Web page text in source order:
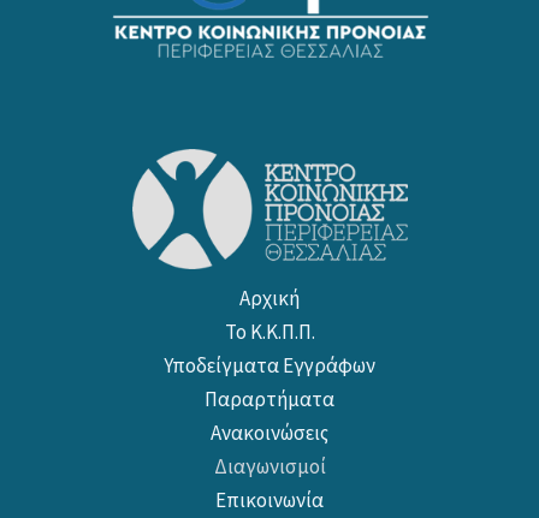
Αρχική
Το Κ.Κ.Π.Π.
Υποδείγματα Εγγράφων
Παραρτήματα
Ανακοινώσεις
Διαγωνισμοί
Επικοινωνία